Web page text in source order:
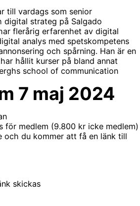
till vardags som senior
digital strateg på Salgado
flerårig erfarenhet av digital
analys med spetskompetens
och spårning. Han är en
hållit kurser på bland annat
school of communication
7 maj 2024
för medlem (9.800 kr icke medlem)
och du kommer att få en länk till
skickas